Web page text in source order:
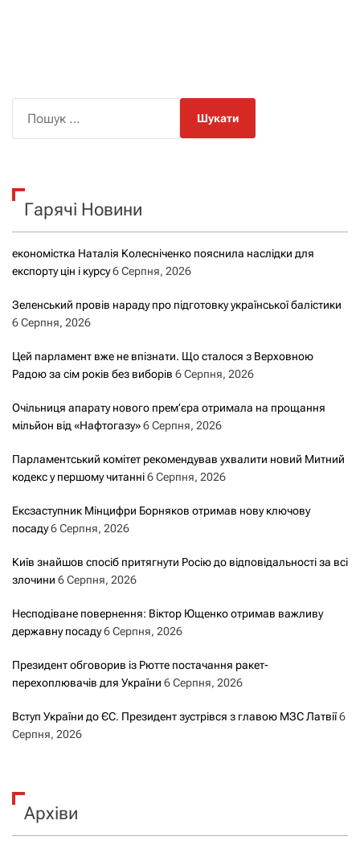
к
Гарячі Новини
економістка Наталія Колесніченко пояснила наслідки для
експорту цін і курсу6 Серпня, 2026
Зеленський провів нараду про підготовку української балістики
6 Серпня, 2026
Цей парламент вже не впізнати. Що сталося з Верховною
Радою за сім років без виборів 6 Серпня, 2026
Очільниця апарату нового прем’єра отримала на прощання
мільйон від «Нафтогазу»6 Серпня, 2026
Парламентський комітет рекомендував ухвалити новий Митний
кодекс у першому читанні6 Серпня, 2026
Ексзаступник Мінцифри Борняков отримав нову ключову
посаду6 Серпня, 2026
Київ знайшов спосіб притягнути Росію до відповідальності за всі
злочини 6 Серпня, 2026
Несподіване повернення: Віктор Ющенко отримав важливу
державну посаду6 Серпня, 2026
Президент обговорив із Рютте постачання ракет-
перехоплювачів для України 6 Серпня, 2026
Вступ України до ЄС. Президент зустрівся з главою МЗС Латвії6
Серпня, 2026
Архіви